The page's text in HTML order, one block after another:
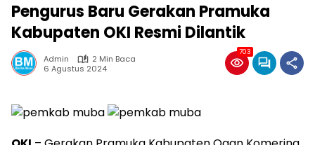
Pengurus Baru Gerakan Pramuka
Kabupaten OKI Resmi Dilantik
Admin
2 Min Baca
6 Agustus 2024
703